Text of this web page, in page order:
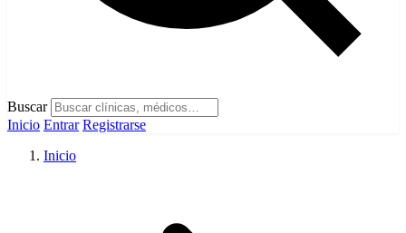
Buscar
Inicio Entrar Registrarse
Inicio